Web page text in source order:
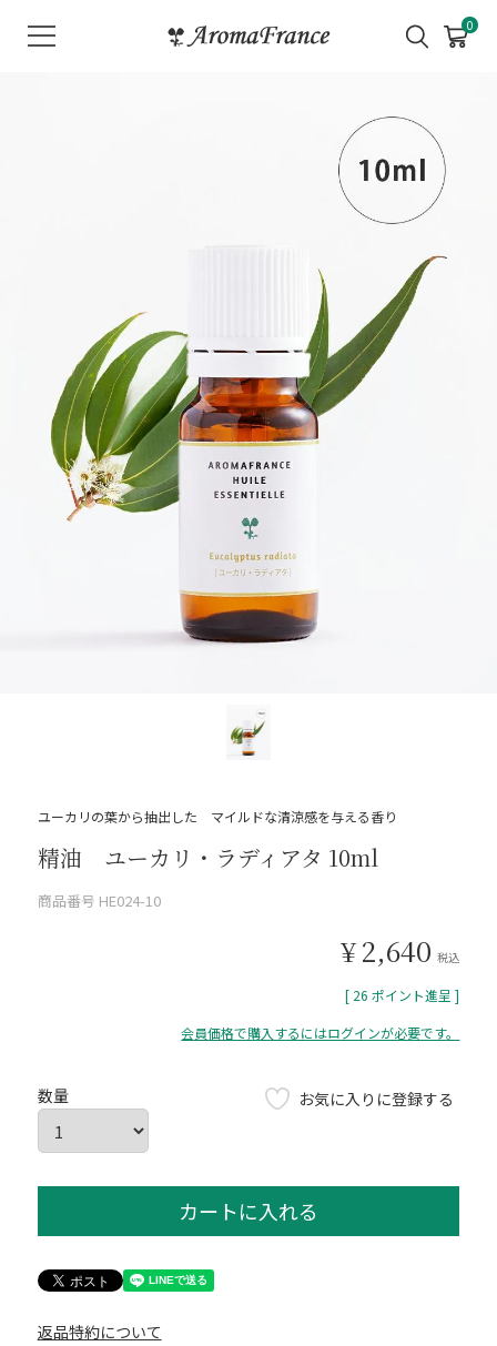
メ
ニ
0
ユーカリの葉から抽出した マイルドな清涼感を与える香り
精油 ユーカリ・ラディアタ 10ml
商品番号 HE024-10
¥2,640 税込
[ 26 ポイント進呈 ]
会員価格で購入するにはログインが必要です。
お気に入りに登録する
カートに入れる
返品特約について